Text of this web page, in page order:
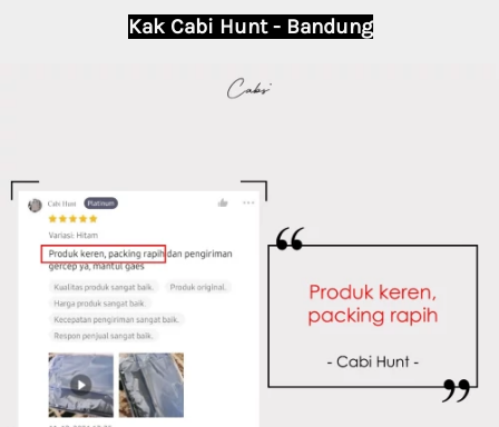
Kak Cabi Hunt - Bandung